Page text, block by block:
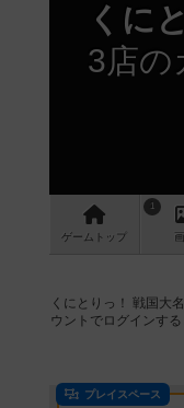
くに
3店の
ゲーム トップ
1
くにとりっ！ 戦国大
ウントでログインす
プレイスペース